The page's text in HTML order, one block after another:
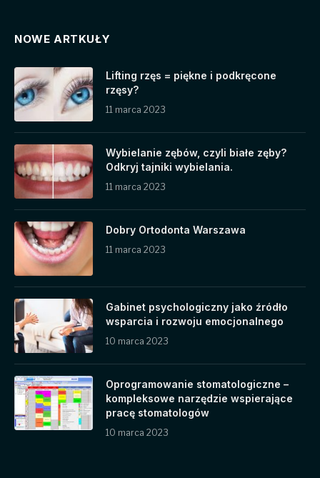
NOWE ARTKUŁY
Lifting rzęs = piękne i podkręcone
rzęsy?
11 marca 2023
Wybielanie zębów, czyli białe zęby?
Odkryj tajniki wybielania.
11 marca 2023
Dobry Ortodonta Warszawa
11 marca 2023
Gabinet psychologiczny jako źródło
wsparcia i rozwoju emocjonalnego
10 marca 2023
Oprogramowanie stomatologiczne –
kompleksowe narzędzie wspierające
pracę stomatologów
10 marca 2023